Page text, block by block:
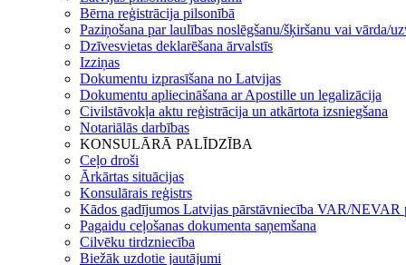
Bērna reģistrācija pilsonībā
Paziņošana par laulības noslēgšanu/šķiršanu vai vārda/
Dzīvesvietas deklarēšana ārvalstīs
Izziņas
Dokumentu izprasīšana no Latvijas
Dokumentu apliecināšana ar Apostille un legalizācija
Civilstāvokļa aktu reģistrācija un atkārtota izsniegšana
Notariālās darbības
KONSULĀRĀ PALĪDZĪBA
Ceļo droši
Ārkārtas situācijas
Konsulārais reģistrs
Kādos gadījumos Latvijas pārstāvniecība VAR/NEVAR
Pagaidu ceļošanas dokumenta saņemšana
Cilvēku tirdzniecība
Biežāk uzdotie jautājumi